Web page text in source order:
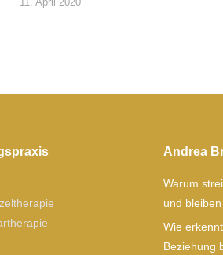
Andrea
Warum
und
Wie
Beziehung